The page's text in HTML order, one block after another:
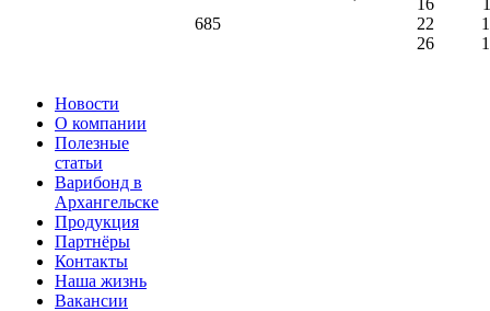
Новости
О компании
Полезные
статьи
Варибонд в
Архангельске
Продукция
Партнёры
Контакты
Наша жизнь
Вакансии
685
16
22
26